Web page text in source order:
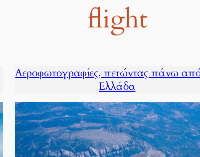
flight
Αεροφωτογραφίες, πετώντας πάνω
Ελλάδα